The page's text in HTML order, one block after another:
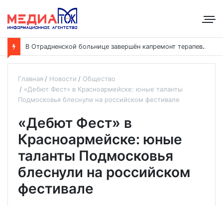
В
Отрадненской больнице завершён капремонт терапевтического корпуса
Главная Новости
Общество
«Дебют Фест» в Красноармейске: юные таланты
Подмосковья блеснули на российском фестивале
«Дебют Фест» в
Красноармейске: юные
таланты Подмосковья
блеснули на российском
фестивале